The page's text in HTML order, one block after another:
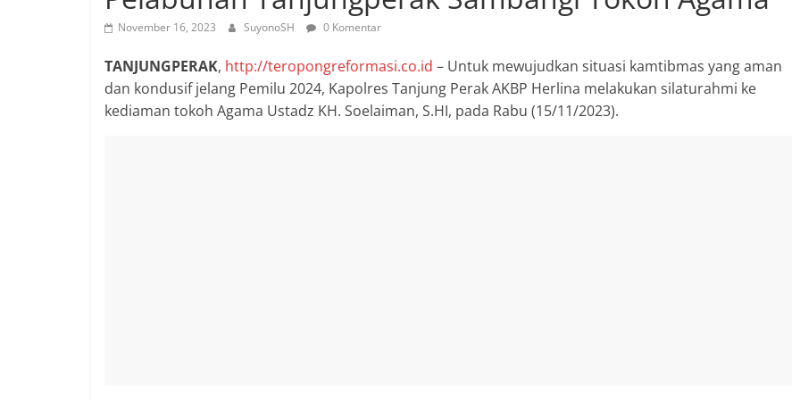
November 16, 2023 SuyonoSH 0 Komentar
TANJUNGPERAK, http://teropongreformasi.co.id – Untuk mewujudkan situasi kamtibmas yang aman
dan kondusif jelang Pemilu 2024, Kapolres Tanjung Perak AKBP Herlina melakukan silaturahmi ke
kediaman tokoh Agama Ustadz KH. Soelaiman, S.HI, pada Rabu (15/11/2023).
Breaking news
Ragam
Peristiwa
Situbondo
Tragedi Meninggalnya